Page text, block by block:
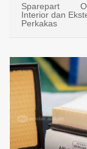
Sparepart
Interior dan
Perkakas